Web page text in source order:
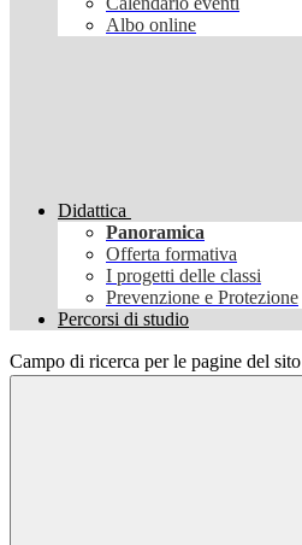
Albo online
Didattica
Panoramica
Offerta formativa
I progetti delle classi
Prevenzione e Protezione
Percorsi di studio
Campo di ricerca per le pagine del sito